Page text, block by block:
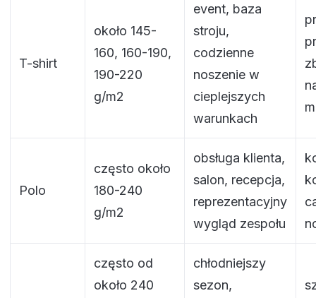
T-shirt
około 145-
160, 160-190,
190-220
g/m2
event, baza
stroju,
codzienne
noszenie w
cieplejszych
warunkach
Polo
często około
180-240
g/m2
obsługa klienta,
salon, recepcja,
reprezentacyjny
wygląd zespołu
często od
około 240
chłodniejszy
sezon,